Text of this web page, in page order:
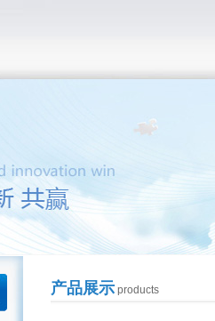
产品展示products